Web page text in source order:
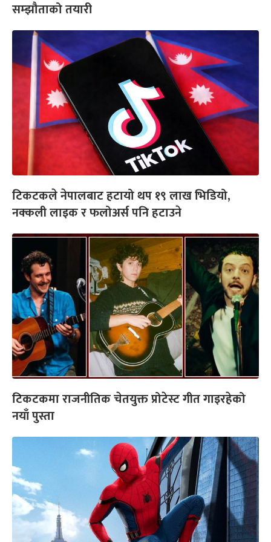
सम्झौताको तयारी
टिकटकले नेपालबाट हटायो थप १९ लाख भिडियो,
नक्कली लाइक र फलोअर्स पनि हटाउने
टिकटकमा राजनीतिक चेतयुक्त प्रोटेस्ट गीत गाइरहेको
नयाँ पुस्ता